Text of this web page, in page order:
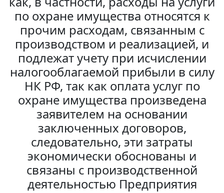
по охране имущества относятся к
прочим расходам, связанным с
производством и реализацией, и
подлежат учету при исчислении
налогооблагаемой прибыли в силу
НК РФ, так как оплата услуг по
охране имущества произведена
заявителем на основании
заключенных договоров,
следовательно, эти затраты
экономически обоснованы и
связаны с производственной
деятельностью Предприятия